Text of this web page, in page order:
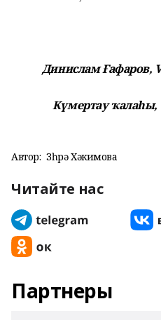
Динислам Ғафаров,
Күмертау ҡалаһы,
Автор: Зөһрә Хәкимова
Читайте нас
Партнеры